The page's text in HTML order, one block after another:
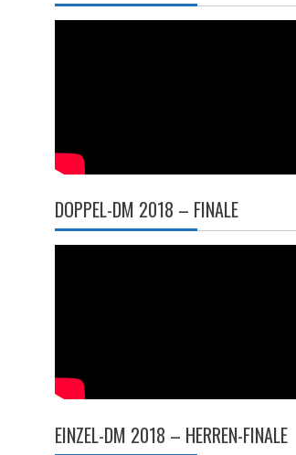
DOPPEL-DM 2018 – FINALE
EINZEL-DM 2018 – HERREN-FINALE